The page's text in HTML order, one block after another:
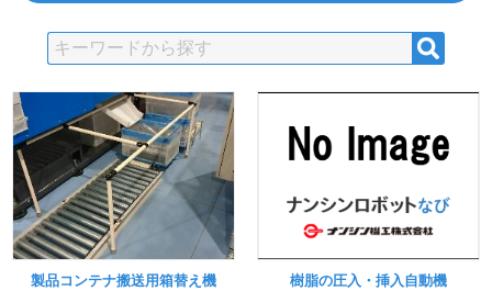
製品コンテナ搬送用箱替え機 樹脂の圧入・挿入自動機